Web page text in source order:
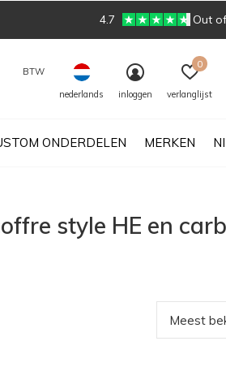
ONDERDELEN MERKEN
BTW
nederlands
inloggen verlanglijst
0
4.7 Out
style HE en